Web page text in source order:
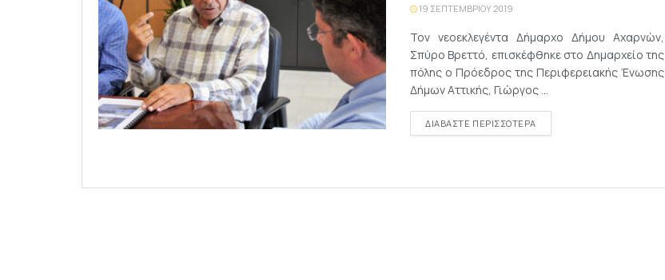
19 ΣΕΠΤΕΜΒΡΊΟΥ 2019
Τον νεοεκλεγέντα Δήμαρχο Δήμου Αχαρνών,
Σπύρο Βρεττό, επισκέφθηκε στο Δημαρχείο της
πόλης ο Πρόεδρος της Περιφερειακής Ένωσης
Δήμων Αττικής, Γιώργος ...
ΔΙΑΒΆΣΤΕ ΠΕΡΙΣΣΌΤΕΡΑ